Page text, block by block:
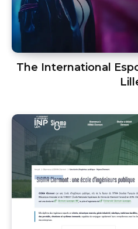
The International